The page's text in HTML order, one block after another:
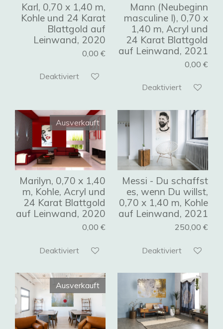
Karl, 0,70 x 1,40 m,
Kohle und 24 Karat
Blattgold auf
Leinwand, 2020
0,00 €
Deaktiviert
Mann (Neubeginn
masculine I), 0,70 x
1,40 m, Acryl und
24 Karat Blattgold
auf Leinwand, 2021
0,00 €
Deaktiviert
Ausverkauft
Marilyn, 0,70 x 1,40
m, Kohle, Acryl und
24 Karat Blattgold
auf Leinwand, 2020
0,00 €
Deaktiviert
Messi - Du schaffst
es, wenn Du willst,
0,70 x 1,40 m, Kohle
auf Leinwand, 2021
250,00 €
Deaktiviert
Ausverkauft